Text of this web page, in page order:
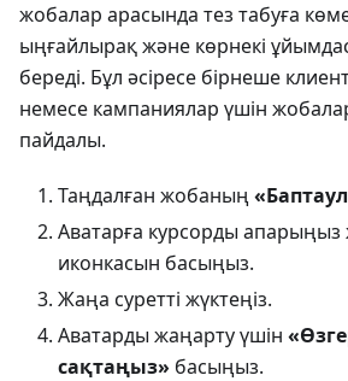
жобалар арасында тез табуға
ыңғайлырақ және көрнекі
береді. Бұл әсіресе бірнеше
немесе кампаниялар үшін
пайдалы.
Таңдалған жобаның
Аватарға курсорды апарыңыз
иконкасын басыңыз.
Жаңа суретті жүктеңіз.
Аватарды жаңарту үшін
сақтаңыз» басыңыз.